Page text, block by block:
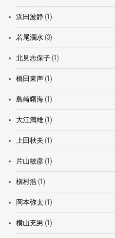
浜田波静(1)
若尾瀾水 (3)
北見志保子(1)
橋田東声(1)
島崎曙海(1)
大江満雄(1)
上田秋夫 (1)
片山敏彦(1)
槇村浩(1)
岡本弥太 (1)
横山充男 (1)